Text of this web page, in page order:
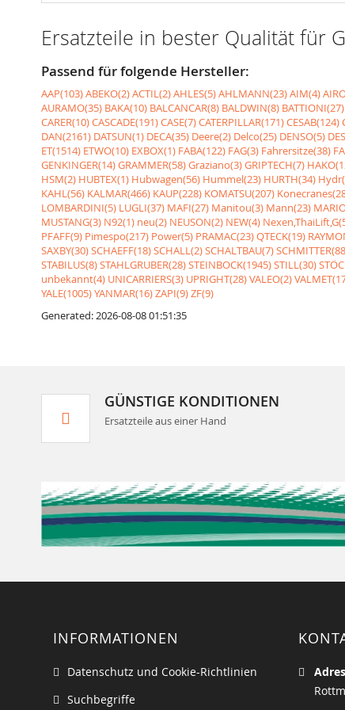
Ersatzteile in bester Qualität für
Passend für folgende Hersteller:
AAP(103)ABEKO(2)ACTIL(2)AHLES(5)AHLMANN(23)AIM(4)
AURAMO(35) BAKA(10) BALCANCAR(8) BALDWIN(8) BATTIONI(27)
CARER(10)CASCADE(191)CASE(7)CATERPILLAR(171)CESAB(124)
DAN(2161) DATSUN(1) DECA(35) Deere(2) Delco(25) DENSO(5)
ET(1514) ETWO(10) EXBOX(1) FABA(122) FAG(3) Fahrersitze(38)
GENKINGER(14)GRAMMER(58)Graziano(3)GRIPTECH(7)
HSM(2) HUBTEX(1) Hubwagen(56) Hummel(23) HURTH(34)
KAHL(56) KALMAR(466) KAUP(228) KOMATSU(207)
LOMBARDINI(5) LUGLI(37) MAFI(27) Manitou(3) Mann(23)
MUSTANG(3) N92(1) neu(2) NEUSON(2) NEW(4)
PFAFF(9) Pimespo(217) Power(5) PRAMAC(23)QTECK(19)
SAXBY(30)SCHAEFF(18)SCHALL(2)SCHALTBAU(7)
STABILUS(8)STAHLGRUBER(28)STEINBOCK(1945)STILL(30)
unbekannt(4) UNICARRIERS(3) UPRIGHT(28)VALEO(2)
YALE(1005)YANMAR(16)ZAPI(9)ZF(9)
Generated: 2026-08-08 01:51:35
GÜNSTIGE KONDITIONEN
Ersatzteile aus einer Hand
INFORMATIONEN
Datenschutz und Cookie-Richtlinien
Suchbegriffe